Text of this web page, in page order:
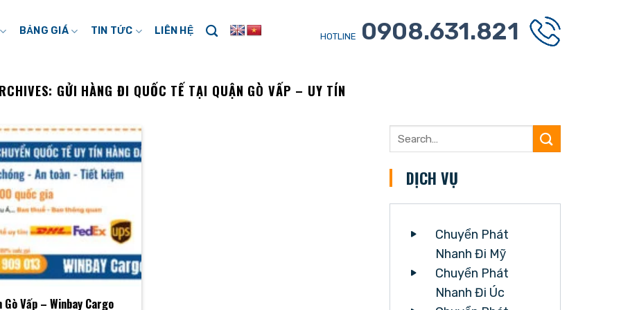
BẢNG GIÁ TIN TỨC LIÊN HỆ HOTLINE 0908.631.821
GỬI HÀNG ĐI QUỐC TẾ TẠI QUẬN GÒ VẤP – UY TÍN
Vấp – Winbay Cargo
DỊCH VỤ
Chuyển Phát
Nhanh Đi Mỹ
Chuyển Phát
Nhanh Đi Úc